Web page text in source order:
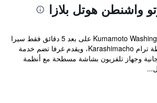
واشنطن هوتل بلازا
يقع Kumamoto Washington Hotel Plaza على بعد 5 دقائق فقط سيرا
على الأقدام من محطة ترام Karashimacho، ويقدم غرفا تضم ​​خدمة
وجهاز تلفزيون بشاشة مسطحة مع أنظمة